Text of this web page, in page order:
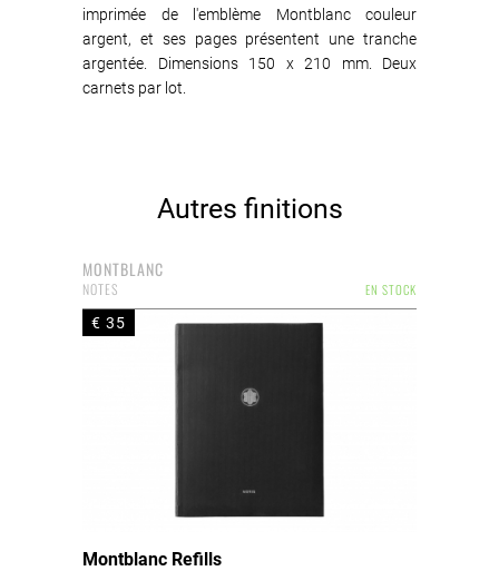
imprimée de l'emblème Montblanc couleur
argent, et ses pages présentent une tranche
argentée. Dimensions 150 x 210 mm. Deux
carnets par lot.
Autres finitions
MONTBLANC
EN STOCK
NOTES
€ 35
Montblanc Refills